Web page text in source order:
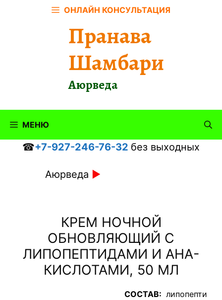
ОНЛАЙН КОНСУЛЬТАЦИЯ
Пранава
Шамбари
Аюрведа
МЕНЮ
☎+7-927-246-76-32 без выходных
Аюрведа ►
КРЕМ НОЧНОЙ
ОБНОВЛЯЮЩИЙ С
ЛИПОПЕПТИДАМИ И АНА-
КИСЛОТАМИ, 50 МЛ
СОСТАВ: липопепти